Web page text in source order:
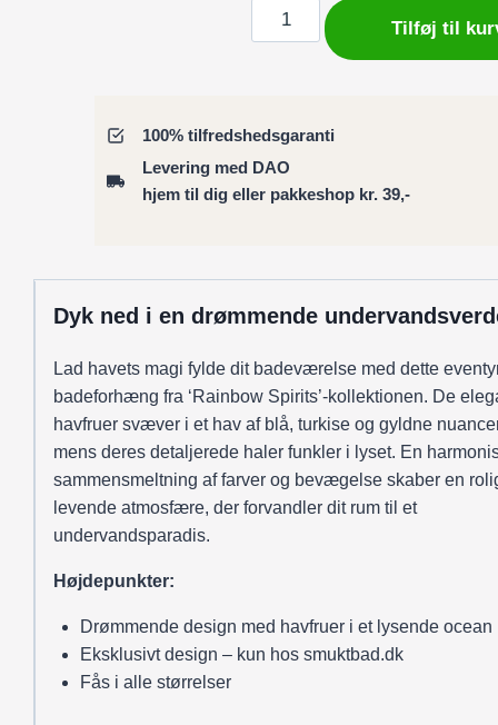
Badeforhæng
/
Bruseforhæng
havfruer
i
et
Tilføj til
100% tilfredshedsgaranti
Levering med DAO
hjem til dig eller pakkeshop kr. 39,-
Dyk ned i en drømmende
Lad havets magi fylde dit badeværelse med dette
badeforhæng fra ‘Rainbow Spirits’-kollektionen. De
havfruer svæver i et hav af blå, turkise og gyldne
mens deres detaljerede haler funkler i lyset. En
sammensmeltning af farver og bevægelse skaber en
levende atmosfære, der forvandler dit rum til et
undervandsparadis.
Højdepunkter:
Drømmende design med havfruer i et lysende ocean
Eksklusivt design – kun hos smuktbad.dk
Fås i alle størrelser